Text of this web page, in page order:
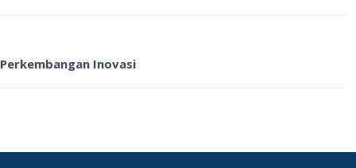
Perkembangan Inovasi